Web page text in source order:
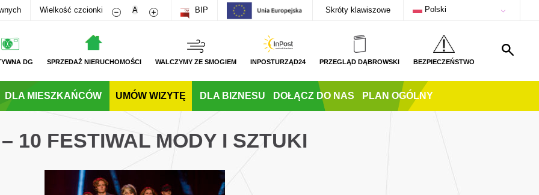
Wielkość czcionki Zmniejsz rozmiar czcionki
A Zwiększ rozmiar czcionki
BIP Skróty klawiszowe Polski
DG SPRZEDAŻ NIERUCHOMOŚCI WALCZYMY ZE SMOGIEM INPOSTURZĄD24 PRZEGLĄD DĄBROWSKI BEZPIECZEŃSTWO
DLA MIESZKAŃCÓW UMÓW WIZYTĘ DLA BIZNESU DOŁĄCZ DO NAS PLAN OGÓLNY
10 FESTIWAL MODY I SZTUKI